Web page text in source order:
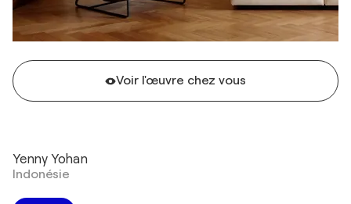
Voir l'œuvre chez vous
Yenny Yohan
Indonésie